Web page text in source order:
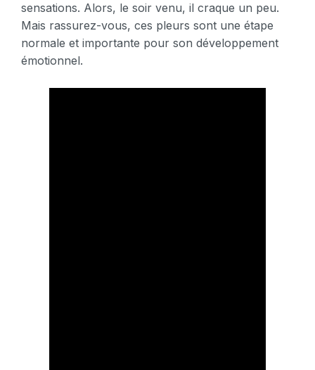
sensations. Alors, le soir venu, il craque un peu.
Mais rassurez-vous, ces pleurs sont une étape
normale et importante pour son développement
émotionnel.